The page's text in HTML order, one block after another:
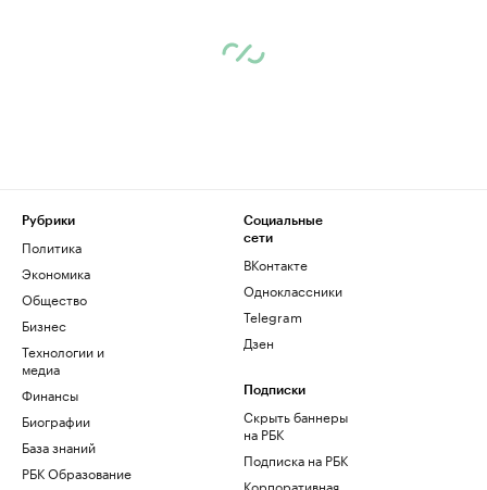
Рубрики
Политика
Экономика
Общество
Бизнес
Технологии и
медиа
Финансы
Биографии
База знаний
РБК Образование
Социальные
сети
ВКонтакте
Одноклассники
Telegram
Дзен
Подписки
Скрыть баннеры
на РБК
Подписка на РБК
Корпоративная